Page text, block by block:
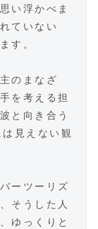
い浮かべま
ていない
す。
のまなざ
を考える担
と向き合う
見えない観
ーツーリズ
そうした人
ゆっくりと